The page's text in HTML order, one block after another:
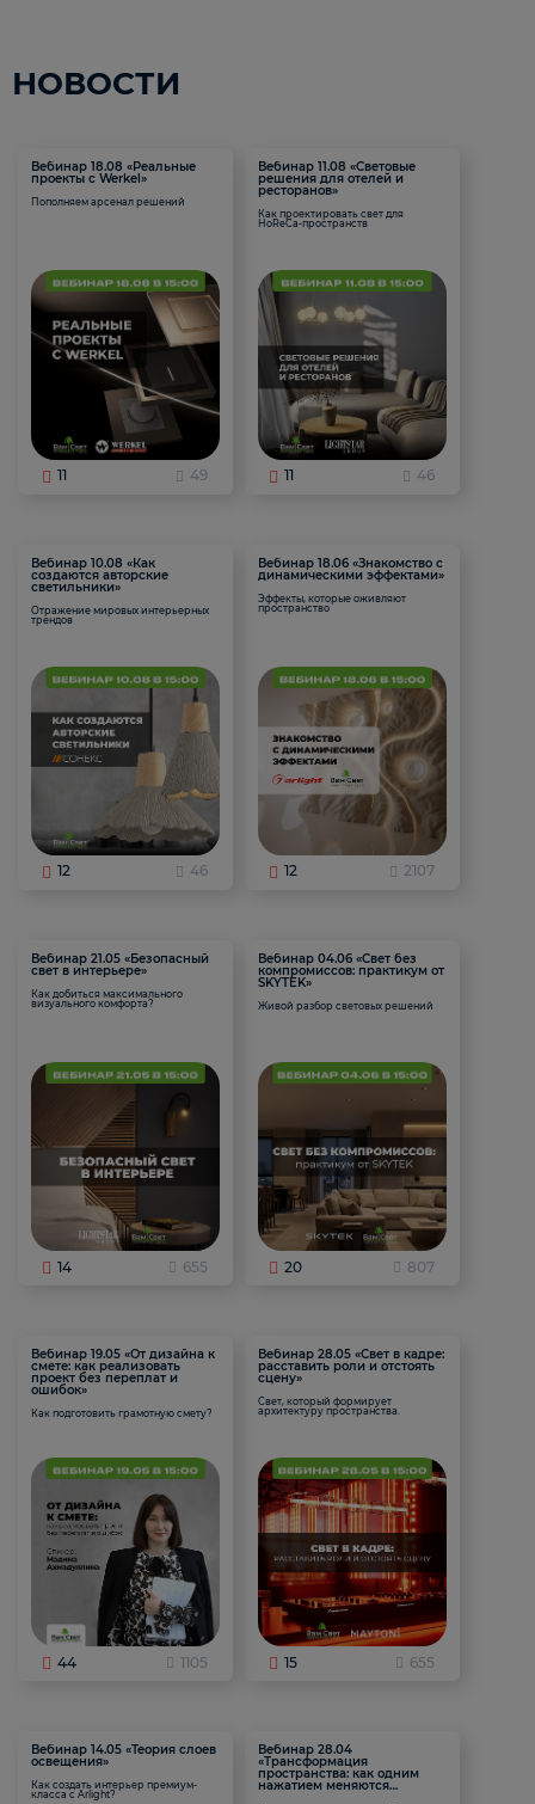
НОВОСТИ
Вебинар 18.08 «Реальные
проекты с Werkel»
Пополняем арсенал решений
11 49
Вебинар 11.08 «Световые
решения для отелей и
ресторанов»
Как проектировать свет для
HoReCa-пространств
11 46
Вебинар 10.08 «Как
создаются авторские
светильники»
Отражение мировых интерьерных
трендов
12 46
Вебинар 18.06 «Знакомство с
динамическими эффектами»
Эффекты, которые оживляют
пространство
12 2107
Вебинар 21.05 «Безопасный
свет в интерьере»
Как добиться максимального
визуального комфорта?
14 655
Вебинар 04.06 «Свет без
компромиссов: практикум от
SKYTEK»
Живой разбор световых решений
20 807
Вебинар 19.05 «От дизайна к
смете: как реализовать
проект без переплат и
ошибок»
Как подготовить грамотную смету?
44 1105
Вебинар 28.05 «Свет в кадре:
расставить роли и отстоять
сцену»
Свет, который формирует
архитектуру пространства.
15 655
Вебинар 14.05 «Теория слоев
освещения»
Как создать интерьер премиум-
класса с Arlight?
Вебинар 28.04
«Трансформация
пространства: как одним
нажатием меняются